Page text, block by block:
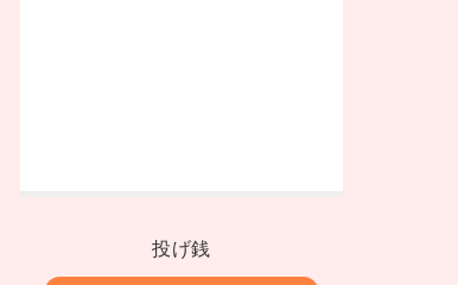
投げ銭